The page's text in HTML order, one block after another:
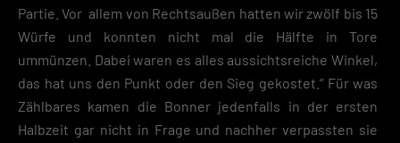
Partie. Vor allem von Rechtsaußen hatten wir zwölf bis 15
Würfe und konnten nicht mal die Hälfte in Tore
ummünzen. Dabei waren es alles aussichtsreiche Winkel,
das hat uns den Punkt oder den Sieg gekostet.“ Für was
Zählbares kamen die Bonner jedenfalls in der ersten
Halbzeit gar nicht in Frage und nachher verpassten sie